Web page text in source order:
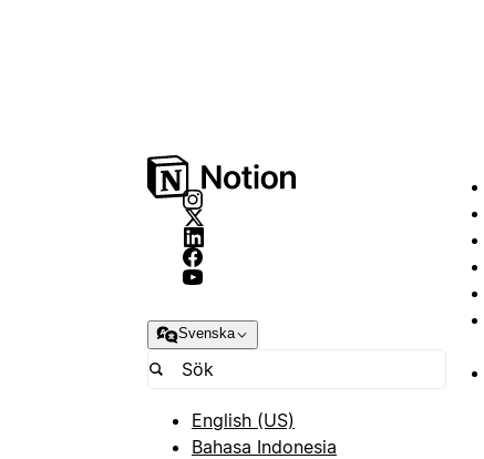
Svenska
English (US)
Bahasa Indonesia